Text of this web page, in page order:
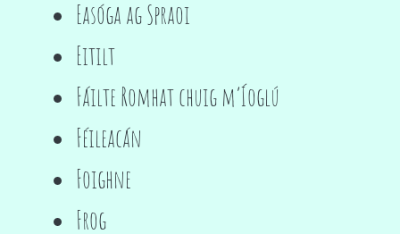
Easóga ag Spraoi
Eitilt
Fáilte Romhat chuig m’Íoglú
Féileacán
Foighne
Frog